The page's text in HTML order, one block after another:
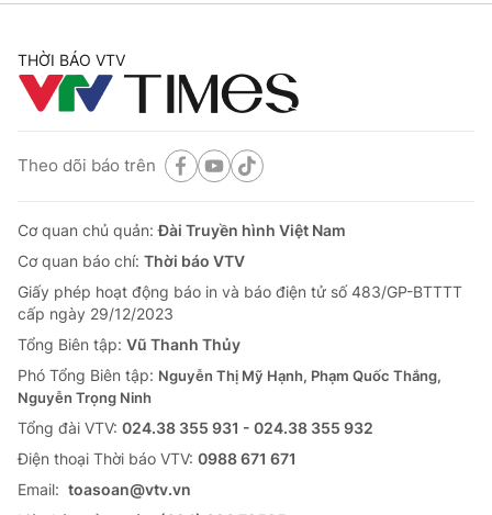
THỜI BÁO VTV
Theo dõi báo trên
Cơ quan chủ quản:Đài Truyền hình Việt Nam
Cơ quan báo chí: Thời báo VTV
Giấy phép hoạt động báo in và báo điện tử số 483/GP-BTTTT
cấp ngày 29/12/2023
Tổng Biên tập: Vũ Thanh Thủy
Phó Tổng Biên tập: Nguyễn Thị Mỹ Hạnh, Phạm Quốc Thắng,
Nguyễn Trọng Ninh
Tổng đài VTV: 024.38 355 931 - 024.38 355 932
Ðiện thoại Thời báo VTV: 0988 671 671
Email: toasoan@vtv.vn